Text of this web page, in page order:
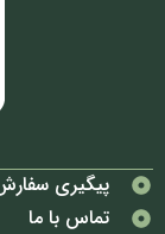
پیگیری
تماس با ما